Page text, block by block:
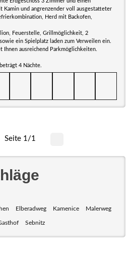
Kamin und angrenzender voll ausgestatteter
Herd mit Backofen,
Feuerstelle, Grillmöglichkeit, 2
ein Spielplatz laden zum Verweilen ein.
Ihnen ausreichend Parkmöglichkeiten.
4 Nächte.
Seite 1/1
Elberadweg Kamenice Malerweg
Sebnitz